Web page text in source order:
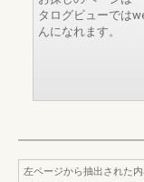
タログビューでは
んになれます。
左ページから抽出された